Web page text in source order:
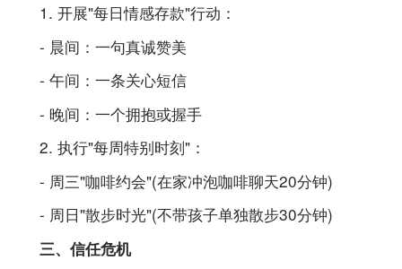
1. 开展"每日情感存款"行动：
- 晨间：一句真诚赞美
- 午间：一条关心短信
- 晚间：一个拥抱或握手
2. 执行"每周特别时刻"：
- 周三"咖啡约会"(在家冲泡咖啡聊天20分钟)
- 周日"散步时光"(不带孩子单独散步30分钟)
三、信任危机